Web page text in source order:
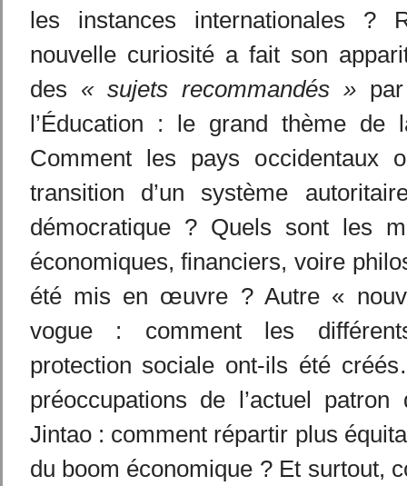
les instances internationales ?
nouvelle curiosité a fait son
des « sujets recommandés »
l’Éducation : le grand thème de
Comment les pays occidentaux
transition d’un système
démocratique ? Quels sont les
économiques, financiers, voire
été mis en œuvre ? Autre «
vogue : comment les
protection sociale ont-ils été
préoccupations de l’actuel
Jintao : comment répartir plus
du boom économique ? Et surtout,